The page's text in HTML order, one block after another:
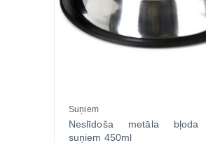
Suņiem
Neslīdoša metāla bļoda
suņiem 450ml